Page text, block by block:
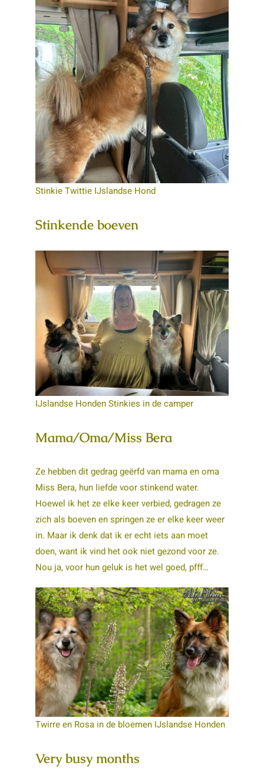
Stinkie Twittie IJslandse Hond
Stinkende boeven
IJslandse Honden Stinkies in de camper
Mama/Oma/Miss Bera
Ze hebben dit gedrag geërfd van mama en oma
Miss Bera, hun liefde voor stinkend water.
Hoewel ik het ze elke keer verbied, gedragen ze
zich als boeven en springen ze er elke keer weer
in. Maar ik denk dat ik er echt iets aan moet
doen, want ik vind het ook niet gezond voor ze.
Nou ja, voor hun geluk is het wel goed, pfff…
Twirre en Rosa in de bloemen IJslandse Honden
Very busy months